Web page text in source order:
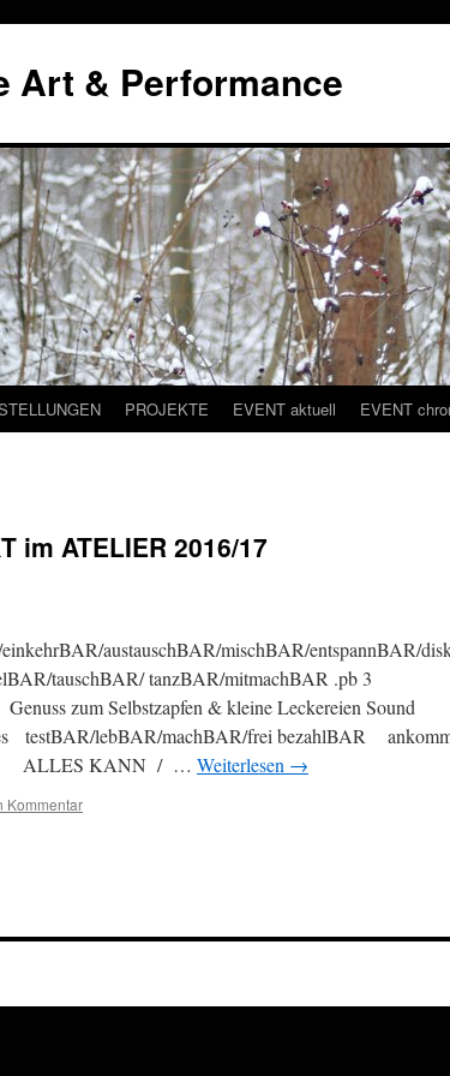
Art & Performance
PROJEKTE EVENT aktuell EVENT
im ATELIER 2016/17
austauschBAR/mischBAR/entspannBAR/
tauschBAR/ tanzBAR/mitmachBAR .pb 3
zum Selbstzapfen & kleine Leckereien Sound
testBAR/lebBAR/machBAR/frei bezahlBAR
ALLES KANN / … Weiterlesen →
Kommentar